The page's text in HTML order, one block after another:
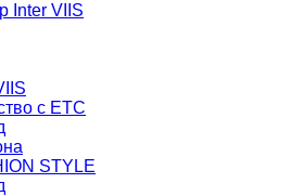
Inter VIIS
с ЕТС
STYLE